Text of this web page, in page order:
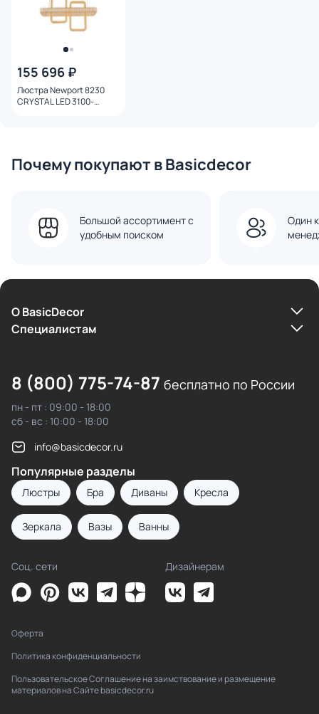
155 696 ₽
Люстра Newport 8230
CRYSTAL LED 3100-
Почему покупают в Basicdecor
Большой ассортимент с
удобным поиском
Один
О BasicDecor
Cпециалистам
8 (800) 775-74-87 бесплатно по России
пн - пт : 09:00 - 18:00
сб - вс : 10:00 - 18:00
info@basicdecor.ru
Популярные разделы
Люстры Бра Диваны Кресла
Зеркала Вазы Ванны
Соц. сети Дизайнерам
Оферта
Политика конфиденциальности
Пользовательское Соглашение на заимствование и размещение
материалов на Сайте basicdecor.ru